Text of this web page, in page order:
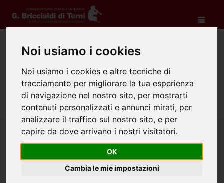
Noi usiamo i cookies
Noi usiamo i cookies e altre tecniche di
tracciamento per migliorare la tua esperienza
di navigazione nel nostro sito, per mostrarti
contenuti personalizzati e annunci mirati, per
analizzare il traffico sul nostro sito, e per
capire da dove arrivano i nostri visitatori.
OK
Cambia le mie impostazioni
Ammissione studenti stranieri
Home Didattica Biennio Ammissione studenti stranieri
Gli studenti extracomunitari non residenti in Italia devono far
domanda di preimmatricolazione nella rappresentanza
competente Italiana all'estero e devono far tradurre i propri titoli